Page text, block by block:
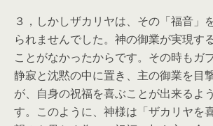
３，しかしザカリヤは、その「福音」
られませんでした。神の御業が実現す
ことがなかったからです。その時もガ
静寂と沈黙の中に置き、主の御業を目
が、自身の祝福を喜ぶことが出来るよ
す。このように、神様は「ザカリヤを